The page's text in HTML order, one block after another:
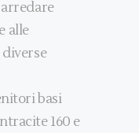
arredare
alle
basi
160 e